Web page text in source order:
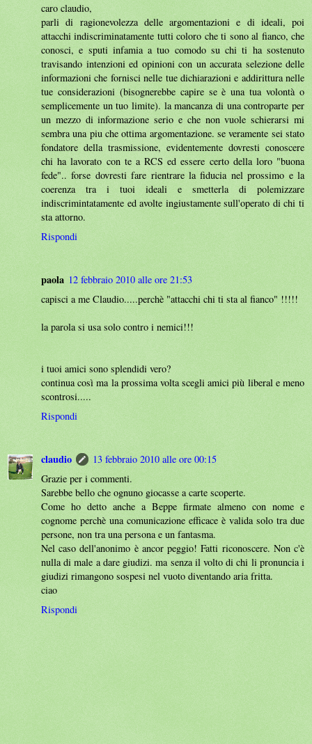
caro claudio,
parli di ragionevolezza delle argomentazioni e di ideali, poi
attacchi indiscriminatamente tutti coloro che ti sono al fianco, che
conosci, e sputi infamia a tuo comodo su chi ti ha sostenuto
travisando intenzioni ed opinioni con un accurata selezione delle
informazioni che fornisci nelle tue dichiarazioni e addirittura nelle
tue considerazioni (bisognerebbe capire se è una tua volontà o
semplicemente un tuo limite). la mancanza di una controparte per
un mezzo di informazione serio e che non vuole schierarsi mi
sembra una piu che ottima argomentazione. se veramente sei stato
fondatore della trasmissione, evidentemente dovresti conoscere
chi ha lavorato con te a RCS ed essere certo della loro "buona
fede".. forse dovresti fare rientrare la fiducia nel prossimo e la
coerenza tra i tuoi ideali e smetterla di polemizzare
indiscrimintatamente ed avolte ingiustamente sull'operato di chi ti
sta attorno.
Rispondi
paola 12 febbraio 2010 alle ore 21:53
capisci a me Claudio.....perchè "attacchi chi ti sta al fianco" !!!!!
la parola si usa solo contro i nemici!!!
i tuoi amici sono splendidi vero?
continua così ma la prossima volta scegli amici più liberal e meno
scontrosi.....
Rispondi
claudio
13 febbraio 2010 alle ore 00:15
Grazie per i commenti.
Sarebbe bello che ognuno giocasse a carte scoperte.
Come ho detto anche a Beppe firmate almeno con nome e
cognome perchè una comunicazione efficace è valida solo tra due
persone, non tra una persona e un fantasma.
Nel caso dell'anonimo è ancor peggio! Fatti riconoscere. Non c'è
nulla di male a dare giudizi. ma senza il volto di chi li pronuncia i
giudizi rimangono sospesi nel vuoto diventando aria fritta.
ciao
Rispondi